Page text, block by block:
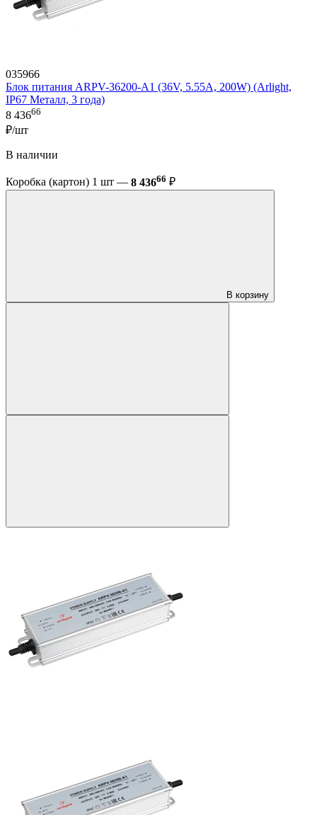
035966
Блок питания ARPV-36200-A1 (36V, 5.55A, 200W) (Arlight,
IP67 Металл, 3 года)
8 43666
₽/шт
В наличии
Коробка (картон) 1 шт — 8 43666 ₽
В корзину